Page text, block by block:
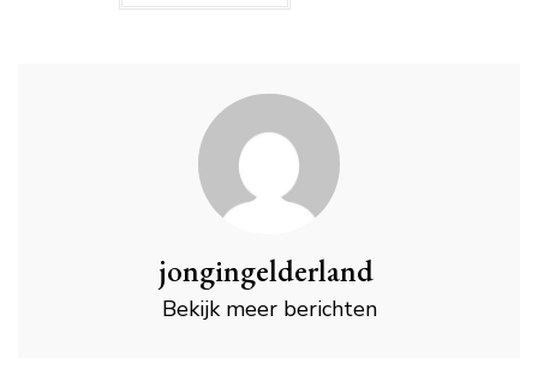
jongingelderland
Bekijk meer berichten